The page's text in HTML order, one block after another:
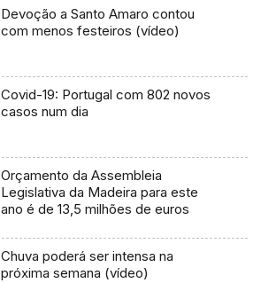
Devoção a Santo Amaro contou
com menos festeiros (vídeo)
Covid-19: Portugal com 802 novos
casos num dia
Orçamento da Assembleia
Legislativa da Madeira para este
ano é de 13,5 milhões de euros
Chuva poderá ser intensa na
próxima semana (vídeo)